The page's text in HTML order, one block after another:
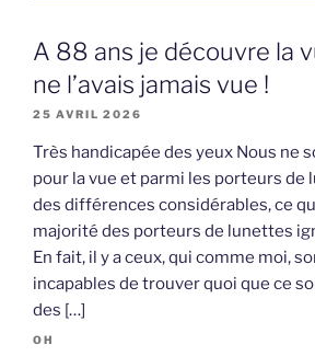
A 88 ans je découvre la
ne l’avais jamais vue !
25 AVRIL 2026
Très handicapée des yeux Nous ne
pour la vue et parmi les porteurs de
des différences considérables, ce
majorité des porteurs de lunettes
En fait, il y a ceux, qui comme moi,
incapables de trouver quoi que ce
des […]
OH